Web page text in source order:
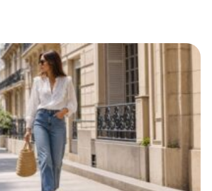
looks luxe rapidement